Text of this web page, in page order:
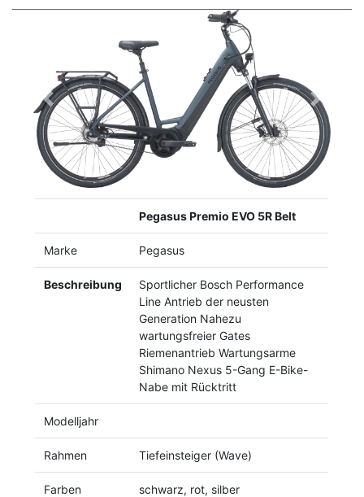
Previous Next
Pegasus Premio EVO 5R Belt
Marke Pegasus
Beschreibung
Sportlicher Bosch Performance
Line Antrieb der neusten
Generation Nahezu
wartungsfreier Gates
Riemenantrieb Wartungsarme
Shimano Nexus 5-Gang E-Bike-
Nabe mit Rücktritt
Modelljahr
Rahmen Tiefeinsteiger (Wave)
Farben schwarz, rot, silber